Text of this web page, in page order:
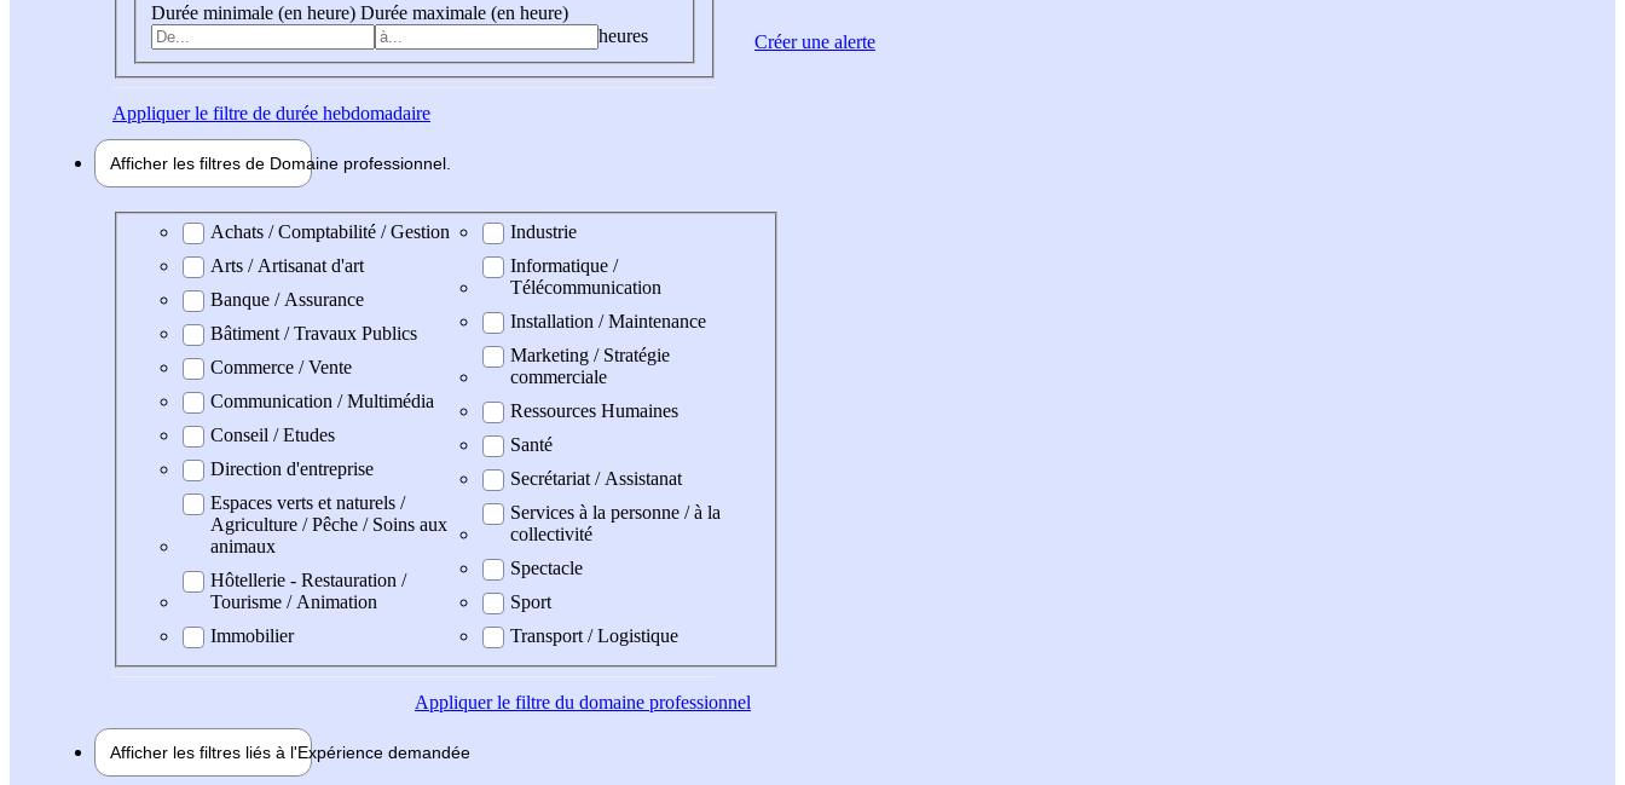
Durée minimale (en heure) Durée maximale (en heure)
heures
Appliquerle filtre de durée hebdomadaire
Afficher les filtres de Domaine professionnel
Domaine professionel
Achats / Comptabilité / Gestion
Arts / Artisanat d'art
Banque / Assurance
Bâtiment / Travaux Publics
Commerce / Vente
Communication / Multimédia
Conseil / Etudes
Direction d'entreprise
Espaces verts et naturels /
Agriculture / Pêche / Soins aux
animaux
Hôtellerie - Restauration /
Tourisme / Animation
Immobilier
Industrie
Informatique /
Télécommunication
Installation / Maintenance
Marketing / Stratégie
commerciale
Ressources Humaines
Santé
Secrétariat / Assistanat
Services à la personne / à la
collectivité
Spectacle
Sport
Transport / Logistique
Appliquerle filtre du domaine professionnel
Afficher les filtres liés à l'Expérience demandée
Créer une alerte